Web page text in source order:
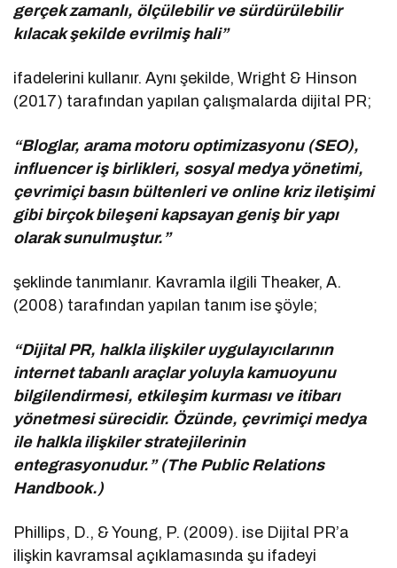
gerçek zamanlı, ölçülebilir ve sürdürülebilir
kılacak şekilde evrilmiş hali”
ifadelerini kullanır. Aynı şekilde, Wright & Hinson
(2017) tarafından yapılan çalışmalarda dijital PR;
“Bloglar, arama motoru optimizasyonu (SEO),
influencer iş birlikleri, sosyal medya yönetimi,
çevrimiçi basın bültenleri ve online kriz iletişimi
gibi birçok bileşeni kapsayan geniş bir yapı
olarak sunulmuştur.”
şeklinde tanımlanır. Kavramla ilgili Theaker, A.
(2008) tarafından yapılan tanım ise şöyle;
“Dijital PR, halkla ilişkiler uygulayıcılarının
internet tabanlı araçlar yoluyla kamuoyunu
bilgilendirmesi, etkileşim kurması ve itibarı
yönetmesi sürecidir. Özünde, çevrimiçi medya
ile halkla ilişkiler stratejilerinin
entegrasyonudur.” (The Public Relations
Handbook.)
Phillips, D., & Young, P. (2009). ise Dijital PR’a
ilişkin kavramsal açıklamasında şu ifadeyi